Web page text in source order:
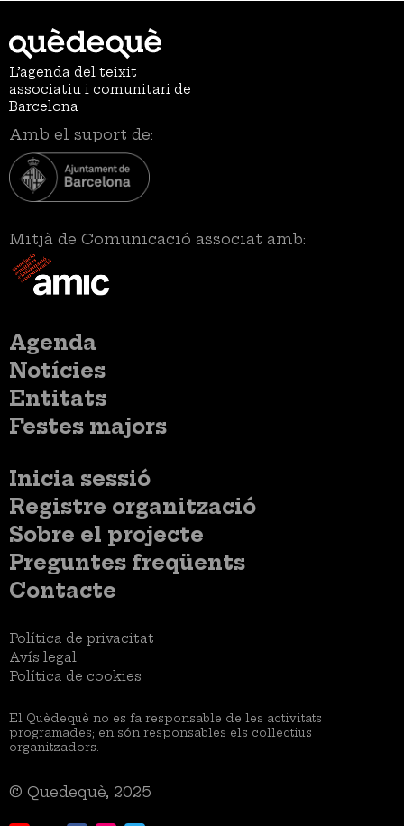
L’agenda del teixit
associatiu i comunitari de
Barcelona
Amb el suport de:
Mitjà de Comunicació associat amb:
Menú
principal
Agenda
Notícies
Entitats
Festes majors
Menú
compte
d'usuari
Inicia sessió
Menú
usuari
no
loggat
Registre organització
Menú
Sobre el projecte
Preguntes freqüents
Contacte
Menú
Legal
Política de privacitat
Avís legal
Política de cookies
El Quèdequè no es fa responsable de les activitats
programades; en són responsables els col·lectius
organitzadors.
© Quedequè, 2025